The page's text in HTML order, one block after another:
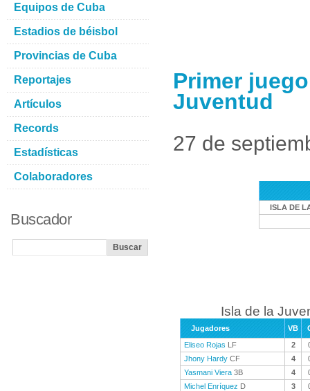
Primer
Juventud
27 de
ISLA DE
Isla de la
Jugadores VB
Eliseo Rojas LF 2
Jhony Hardy CF 4
Yasmani Viera 3B 4
Michel Enríquez D 3
Equipos de Cuba
Estadios de béisbol
Provincias de Cuba
Reportajes
Artículos
Records
Estadísticas
Colaboradores
Buscador